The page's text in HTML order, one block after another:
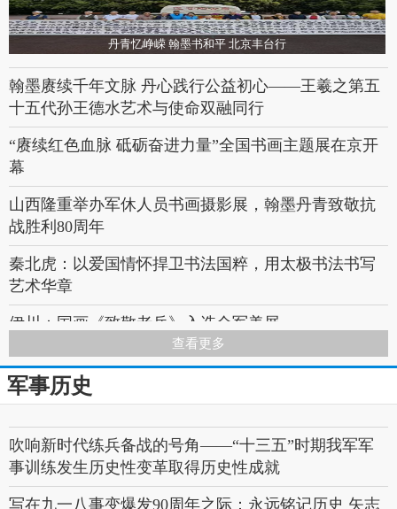
硬核！英雄老兵开飞机赴武汉，只为这件事
军地领导拜访“共和国勋章”获得者张富清
八旬老兵捐出3万为儿子买房钱：想先把国家困难渡
过，再解决自己生活上的问题
丹青忆峥嵘 翰墨书和平 北京丰台行
翰墨赓续千年文脉 丹心践行公益初心——王羲之第五
十五代孙王德水艺术与使命双融同行
“赓续红色血脉 砥砺奋进力量”全国书画主题展在京开
幕
山西隆重举办军休人员书画摄影展，翰墨丹青致敬抗
战胜利80周年
秦北虎：以爱国情怀捍卫书法国粹，用太极书法书写
艺术华章
伊川：国画《致敬老兵》入选全军美展
九旬抗美援朝老兵60幅书画作品抒发爱党爱国情
墨香抒情怀！深圳福田沙头街道退役军人创作百幅书
退伍老兵的画，让人沉醉
十二师“弘扬老兵精神 致敬沙海老兵”书画作品展播
查看更多
军事历史
吹响新时代练兵备战的号角——“十三五”时期我军军
事训练发生历史性变革取得历史性成就
写在九一八事变爆发90周年之际：永远铭记历史 矢志